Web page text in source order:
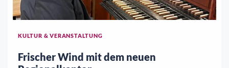
KULTUR & VERANSTALTUNG
Frischer Wind mit dem neuen